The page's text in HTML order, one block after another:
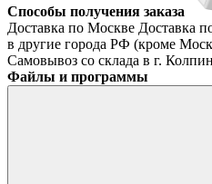
Способы получения заказа
Доставка по Москве Доставка
в другие города РФ (кроме
Самовывоз со склада в г.
Файлы и программы